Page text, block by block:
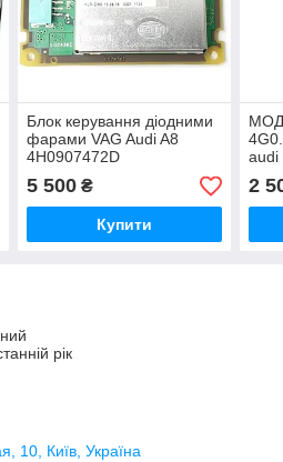
Блок керування діодними
фарами VAG Audi A8
4H0907472D
5 500₴
Купити
audi
2
рік
10, Київ, Україна